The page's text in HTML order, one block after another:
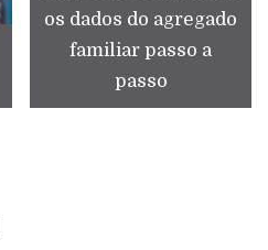
os dados do agregado
familiar passo a
passo